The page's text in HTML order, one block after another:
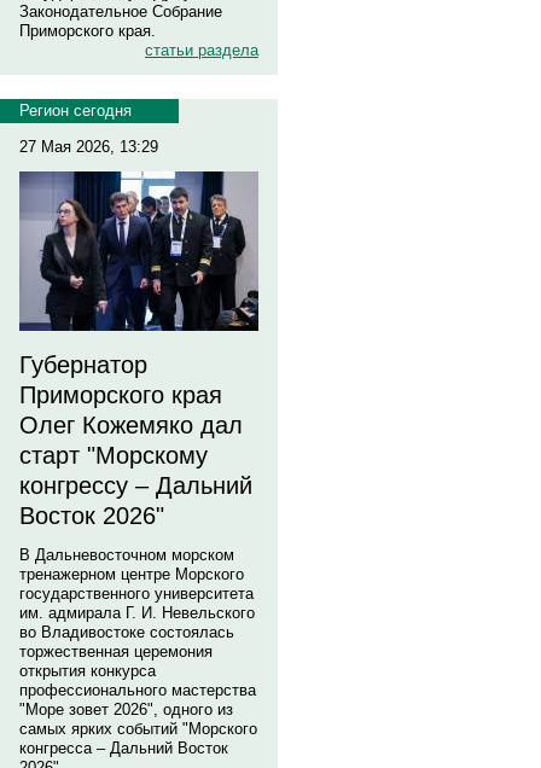
Законодательное Собрание
Приморского края.
статьи раздела
Регион сегодня
27 Мая 2026, 13:29
Губернатор
Приморского края
Олег Кожемяко дал
старт "Морскому
конгрессу – Дальний
Восток 2026"
В Дальневосточном морском
тренажерном центре Морского
государственного университета
им. адмирала Г. И. Невельского
во Владивостоке состоялась
торжественная церемония
открытия конкурса
профессионального мастерства
"Море зовет 2026", одного из
самых ярких событий "Морского
конгресса – Дальний Восток